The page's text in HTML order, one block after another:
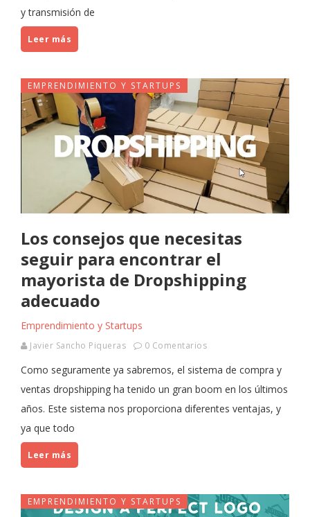
y transmisión de
Leer más
EMPRENDIMIENTO Y STARTUPS
Los consejos que necesitas
seguir para encontrar el
mayorista de Dropshipping
adecuado
Emprendimiento y Startups
Javier Sancho Piqueras 0 Comentarios
Como seguramente ya sabremos, el sistema de compra y
ventas dropshipping ha tenido un gran boom en los últimos
años. Este sistema nos proporciona diferentes ventajas, y
ya que todo
Leer más
EMPRENDIMIENTO Y STARTUPS